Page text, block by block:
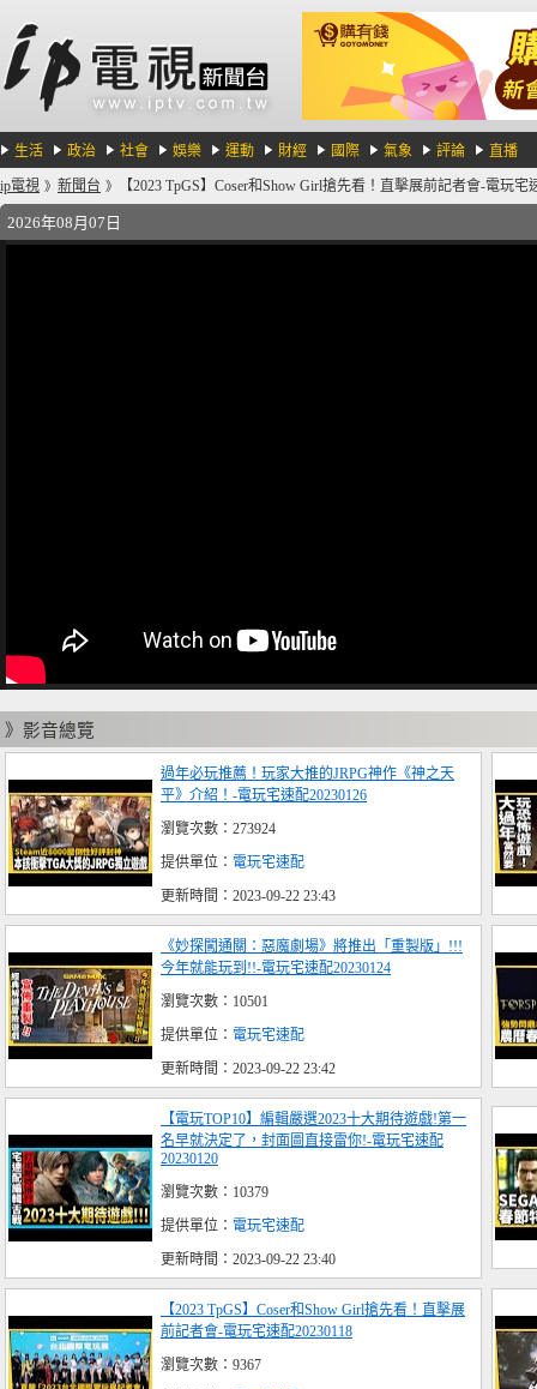
生活 政治 社會 娛樂 運動 財經 國際 氣象 評論 直播
ip電視 》 新聞台 》 【2023 TpGS】Coser和Show Girl搶先看！直擊展前記者會-電玩宅
2026年08月07日
》影音總覽
過年必玩推薦！玩家大推的JRPG神作《神之天
平》介紹！-電玩宅速配20230126
瀏覽次數：273924
提供單位： 電玩宅速配
更新時間：2023-09-22 23:43
《妙探闖通關：惡魔劇場》將推出「重製版」!!!
今年就能玩到!!-電玩宅速配20230124
瀏覽次數：10501
提供單位： 電玩宅速配
更新時間：2023-09-22 23:42
【電玩TOP10】編輯嚴選2023十大期待遊戲!第一
名早就決定了，封面圖直接雷你!-電玩宅速配
20230120
瀏覽次數：10379
提供單位： 電玩宅速配
更新時間：2023-09-22 23:40
【2023 TpGS】Coser和Show Girl搶先看！直擊展
前記者會-電玩宅速配20230118
瀏覽次數：9367